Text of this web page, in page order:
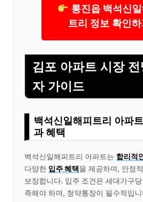
통진읍 백석신일
트리 정보 확인
김포 아파트 시장
자 가이드
백석신일해피트리 아파
과 혜택
백석신일해피트리 아파트는 합리적
다양한 입주 혜택을 제공하며, 안정
보장합니다. 입주 조건은 세대가구
족해야 하며, 청약통장이 필수적입